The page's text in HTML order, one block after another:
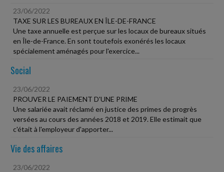
23/06/2022
TAXE SUR LES BUREAUX EN ÎLE-DE-FRANCE
Une taxe annuelle est perçue sur les locaux de bureaux situés
en Île-de-France. En sont toutefois exonérés les locaux
spécialement aménagés pour l'exercice...
Social
23/06/2022
PROUVER LE PAIEMENT D'UNE PRIME
Une salariée avait réclamé en justice des primes de progrès
versées au cours des années 2018 et 2019. Elle estimait que
c'était à l'employeur d'apporter...
Vie des affaires
23/06/2022